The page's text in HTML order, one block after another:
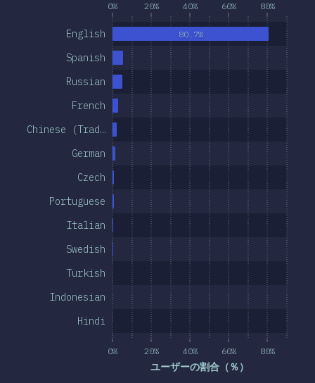
0% 20% 40% 60% 80%
0% 20% 40% 60% 80%
ユーザーの割合（％）
Hindi
Indonesian
Turkish
Swedish
Italian
Portuguese
Czech
German
Chinese (Trad…
French
Russian
Spanish
English 80.7%